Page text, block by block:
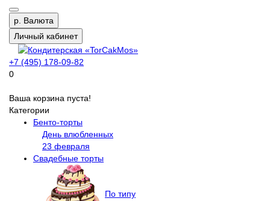
р. Валюта
Личный кабинет
+7 (495) 178-09-82
0
Ваша корзина пуста!
Категории
Бенто-торты
День влюбленных
23 февраля
Свадебные торты
По типу